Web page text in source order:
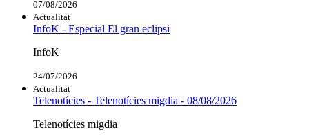
07/08/2026
Actualitat
InfoK - Especial El gran eclipsi
InfoK
24/07/2026
Actualitat
Telenotícies - Telenotícies migdia - 08/08/2026
Telenotícies migdia